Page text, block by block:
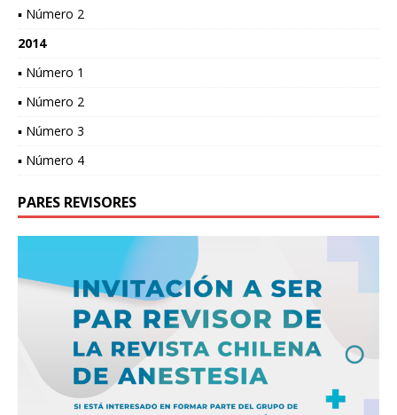
▪ Número 2
2014
▪ Número 1
▪ Número 2
▪ Número 3
▪ Número 4
PARES REVISORES